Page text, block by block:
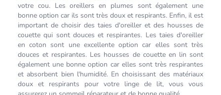
votre cou. Les oreillers en plumes sont également une
bonne option car ils sont très doux et respirants. Enfin, il est
important de choisir des taies d'oreiller et des housses de
couette qui sont douces et respirantes. Les taies d'oreiller
en coton sont une excellente option car elles sont très
douces et respirantes. Les housses de couette en lin sont
également une bonne option car elles sont très respirantes
et absorbent bien l'humidité. En choisissant des matériaux
doux et respirants pour votre linge de lit, vous vous